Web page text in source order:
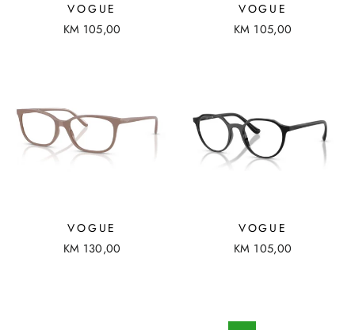
VOGUE
KM 105,00
VOGUE
KM 105,00
VOGUE
KM 130,00
VOGUE
KM 105,00